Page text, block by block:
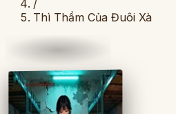
/
Thì Thầm Của Đuôi Xà